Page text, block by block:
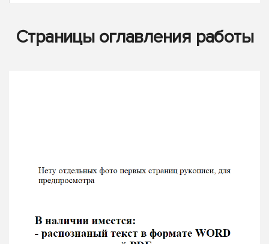
Страницы оглавления работы